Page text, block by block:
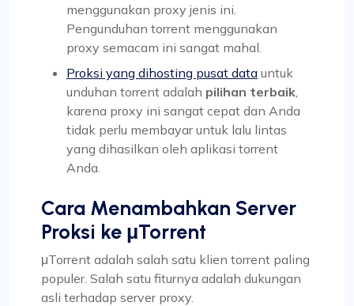
menggunakan proxy jenis ini.
Pengunduhan torrent menggunakan
proxy semacam ini sangat mahal.
Proksi yang dihosting pusat data untuk
unduhan torrent adalah pilihan terbaik
karena proxy ini sangat cepat dan Anda
tidak perlu membayar untuk lalu lintas
yang dihasilkan oleh aplikasi torrent
Anda.
Cara Menambahkan Server
Proksi ke μTorrent
μTorrent adalah salah satu klien torrent paling
populer. Salah satu fiturnya adalah dukungan
asli terhadap server proxy.